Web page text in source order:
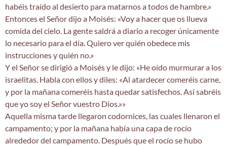
habéis traído al desierto para matarnos a todos de hambre.»
Entonces el Señor dijo a Moisés: «Voy a hacer que os llueva
comida del cielo. La gente saldrá a diario a recoger únicamente
lo necesario para el día. Quiero ver quién obedece mis
instrucciones y quién no.»
Y el Señor se dirigió a Moisés y le dijo: «He oído murmurar a los
israelitas. Habla con ellos y diles: «Al atardecer comeréis carne,
y por la mañana comeréis hasta quedar satisfechos. Así sabréis
que yo soy el Señor vuestro Dios.»»
Aquella misma tarde llegaron codornices, las cuales llenaron el
campamento; y por la mañana había una capa de rocío
alrededor del campamento. Después que el rocío se hubo